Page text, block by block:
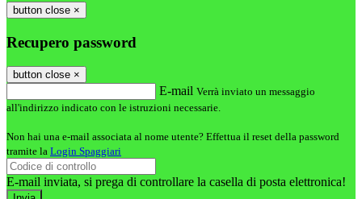
button close ×
Recupero password
button close ×
E-mail Verrà inviato un messaggio
all'indirizzo indicato con le istruzioni necessarie.
Non hai una e-mail associata al nome utente? Effettua il reset della password
tramite la Login Spaggiari
E-mail inviata, si prega di controllare la casella di posta elettronica!